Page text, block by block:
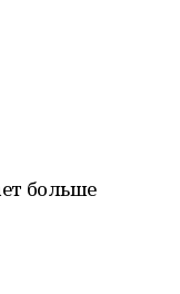
больше